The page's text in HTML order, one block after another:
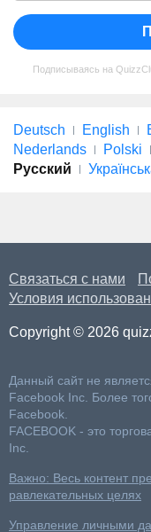
Подписываясь на
Deutsch English
Nederlands
Polski
Русский
Связаться с нами
Условия
Copyright © 2026
Данный сайт не
Facebook Inc. Более
Facebook.
FACEBOOK - это
Inc.
Важно: Весь контент
равлекательных целях
Управление личными